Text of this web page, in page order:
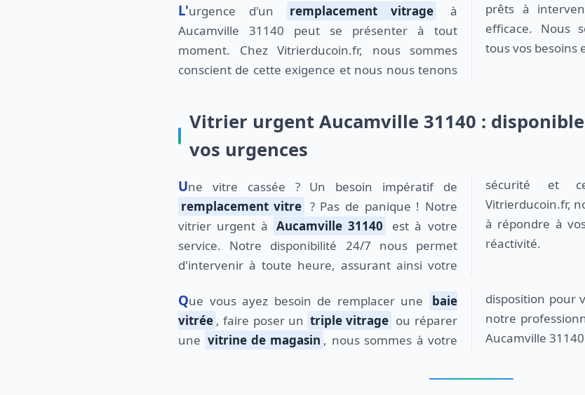
L'urgence d'un remplacement vitrage
à
Aucamville 31140 peut se présenter à tout
moment. Chez Vitrierducoin.fr, nous sommes
conscient de cette exigence et nous nous tenons
prêts à
efficace. Nous
tous vos besoins
Vitrier urgent Aucamville 31140 :
vos urgences
Une vitre cassée ? Un besoin impératif de
remplacement vitre ? Pas de panique ! Notre
vitrier urgent à Aucamville 31140
est à votre
service. Notre disponibilité 24/7 nous permet
d'intervenir à toute heure, assurant ainsi votre
sécurité et
Vitrierducoin.fr,
à répondre à
réactivité.
Que vous ayez besoin de remplacer une
baie
vitrée , faire poser un triple vitrage ou réparer
une vitrine de magasin , nous sommes à votre
disposition pour
notre
Aucamville